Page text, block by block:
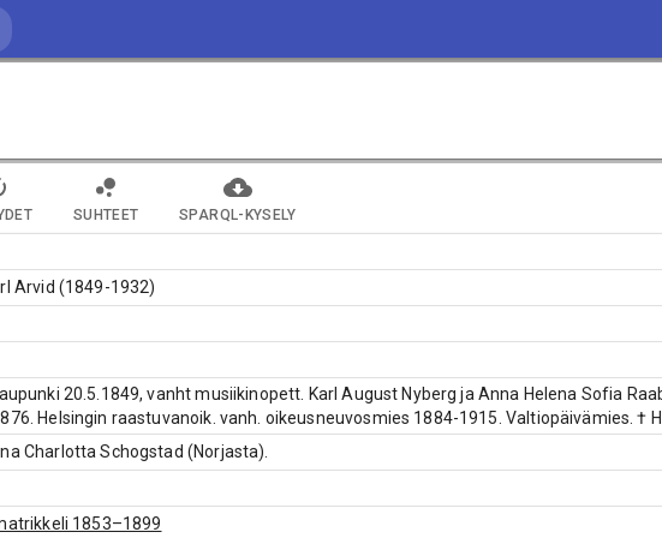
SUHTEET SPARQL-KYSELY
Arvid (1849-1932)
20.5.1849, vanht musiikinopett. Karl August Nyberg ja Anna Helena Sofia
Helsingin raastuvanoik. vanh. oikeusneuvosmies 1884-1915. Valtiopäivämies. †
Charlotta Schogstad (Norjasta).
1853–1899